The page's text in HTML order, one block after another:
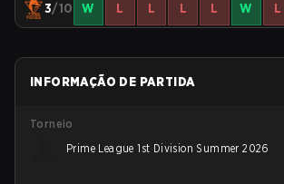
3/10 W L L L L W L
INFORMAÇÃO DE PARTIDA
Torneio
Prime League 1st Division Summer 2026